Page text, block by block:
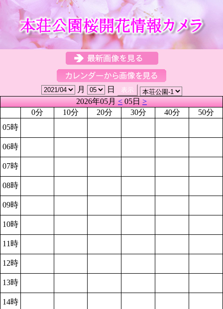
月
日
2026年05月<05日>
0分
10分 20分 30分 40分
50分
05時
06時
07時
08時
09時
10時
11時
12時
13時
14時